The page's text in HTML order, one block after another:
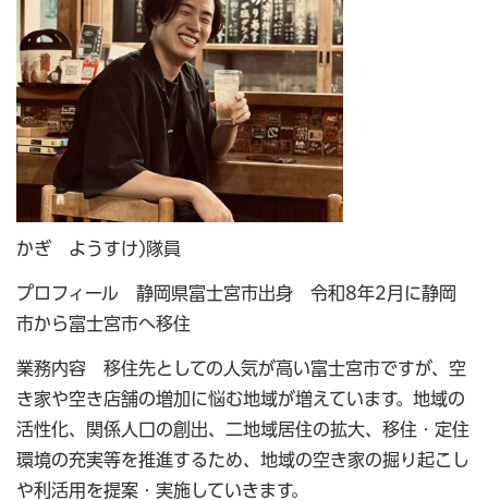
かぎ ようすけ)隊員
プロフィール 静岡県富士宮市出身 令和8年2月に静岡
市から富士宮市へ移住
業務内容 移住先としての人気が高い富士宮市ですが、空
き家や空き店舗の増加に悩む地域が増えています。地域の
活性化、関係人口の創出、二地域居住の拡大、移住・定住
環境の充実等を推進するため、地域の空き家の掘り起こし
や利活用を提案・実施していきます。